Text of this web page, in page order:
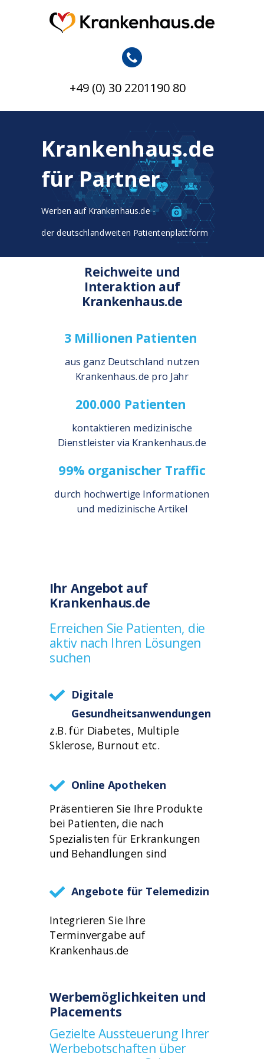
+49 (0) 30 2201190 80
Krankenhaus.de
für Partner
Werben auf Krankenhaus.de -
der deutschlandweiten Patientenplattform
Digitale
Gesundheitsanwendungen
z.B. für Diabetes, Multiple
Sklerose, Burnout etc.
Online Apotheken
Präsentieren Sie Ihre Produkte
bei Patienten, die nach
Spezialisten für Erkrankungen
und Behandlungen sind
Angebote für Telemedizin
Integrieren Sie Ihre
Terminvergabe auf
Krankenhaus.de
3 Millionen Patienten
aus ganz Deutschland nutzen
Krankenhaus.de pro Jahr
200.000 Patienten
kontaktieren medizinische
Dienstleister via Krankenhaus.de
Ihr Angebot auf
Krankenhaus.de
Erreichen Sie Patienten, die
aktiv nach Ihren Lösungen
suchen
99% organischer Traffic
durch hochwertige Informationen
und medizinische Artikel
Reichweite und
Interaktion auf
Krankenhaus.de
Werbemöglichkeiten und
Placements
Gezielte Aussteuerung Ihrer
Werbebotschaften über